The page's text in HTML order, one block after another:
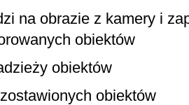
na obrazie z kamery i
obiektów
obiektów
obiektów